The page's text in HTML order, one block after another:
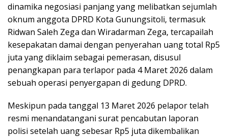
dinamika negosiasi panjang yang melibatkan sejumlah
oknum anggota DPRD Kota Gunungsitoli, termasuk
Ridwan Saleh Zega dan Wiradarman Zega, tercapailah
kesepakatan damai dengan penyerahan uang total Rp5
juta yang diklaim sebagai pemerasan, disusul
penangkapan para terlapor pada 4 Maret 2026 dalam
sebuah operasi penyergapan di gedung DPRD.
Meskipun pada tanggal 13 Maret 2026 pelapor telah
resmi menandatangani surat pencabutan laporan
polisi setelah uang sebesar Rp5 juta dikembalikan